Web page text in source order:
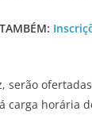
serão
carga horária